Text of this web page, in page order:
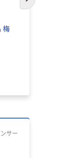
梅
次のスライド
サー